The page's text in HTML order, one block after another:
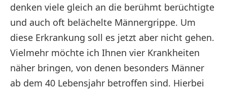
denken viele gleich an die berühmt berüchtigte
und auch oft belächelte Männergrippe. Um
diese Erkrankung soll es jetzt aber nicht gehen.
Vielmehr möchte ich Ihnen vier Krankheiten
näher bringen, von denen besonders Männer
ab dem 40 Lebensjahr betroffen sind. Hierbei